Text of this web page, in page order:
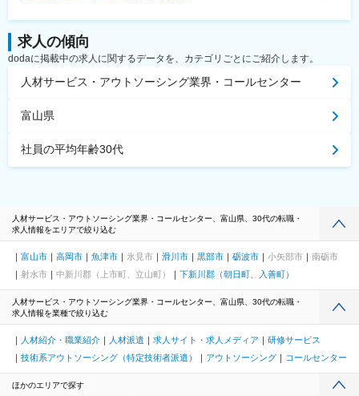
求人の傾向
dodaに掲載中の求人に関するデータを、カテゴリごとにご紹介します。
人材サービス・アウトソーシング業界・コールセンター
富山県
社員の平均年齢30代
人材サービス・アウトソーシング業界・コールセンター、富山県、30代の転職・
求人情報をエリアで絞り込む
富山市 高岡市 魚津市 氷見市 滑川市 黒部市 砺波市 小矢部市
南砺市
射水市
中新川郡（上市町、立山町） 下新川郡（朝日町、入善町）
人材サービス・アウトソーシング業界・コールセンター、富山県、30代の転職・
求人情報を業種で絞り込む
人材紹介・職業紹介 人材派遣 求人サイト・求人メディア
研修サービス
技術系アウトソーシング（特定技術者派遣）
アウトソーシング コールセンター
ほかのエリアで探す